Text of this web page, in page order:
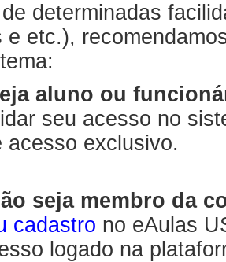
determinadas
e etc.),
aluno ou
seu acesso no
acesso exclusivo.
seja membro da
cadastro no eAulas
logado na